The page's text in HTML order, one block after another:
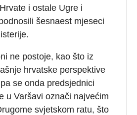
i ostale Ugre i
šesnaest mjeseci
ne postoje, kao što iz
hrvatske perspektive
se onda predsjednici
u Varšavi označi najvećim
svjetskom ratu, što